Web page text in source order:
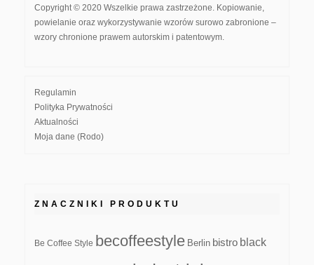
Copyright © 2020 Wszelkie prawa zastrzeżone. Kopiowanie,
powielanie oraz wykorzystywanie wzorów surowo zabronione –
wzory chronione prawem autorskim i patentowym.
Regulamin
Polityka Prywatności
Aktualności
Moja dane (Rodo)
ZNACZNIKI PRODUKTU
Be Coffee Style becoffeestyle Berlin bistro black